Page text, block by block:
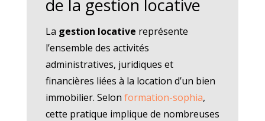
de la gestion locative
La gestion locative représente
l’ensemble des activités
administratives, juridiques et
financières liées à la location d’un bien
immobilier. Selon formation-sophia,
cette pratique implique de nombreuses